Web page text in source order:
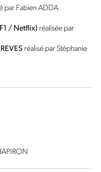
par Fabien ADDA
/ Netflix) réalisée par
réalisé par Stéphanie